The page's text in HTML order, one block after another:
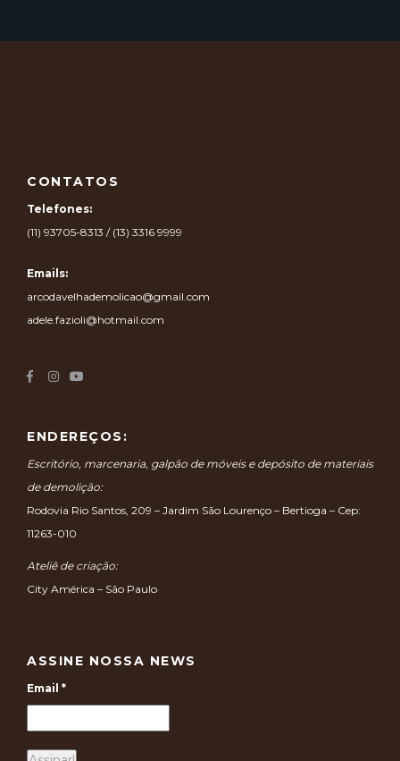
CONTATOS
Telefones:
(11) 93705-8313 / (13) 3316 9999
Emails:
arcodavelhademolicao@gmail.com
adele.fazioli@hotmail.com
ENDEREÇOS:
Escritório, marcenaria, galpão de móveis e depósito de materiais
de demolição:
Rodovia Rio Santos, 209 – Jardim São Lourenço – Bertioga – Cep:
11263-010
Ateliê de criação:
City América – São Paulo
ASSINE NOSSA NEWS
Email *